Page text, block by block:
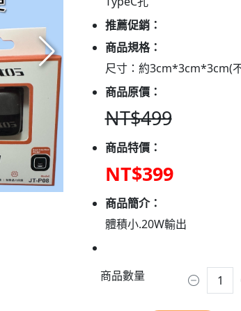
推薦促銷：
商品規格：
尺寸：約3cm*3cm*3cm(
商品原價：
NT$499
商品特價：
NT$399
商品簡介：
體積小.20W輸出
商品數量